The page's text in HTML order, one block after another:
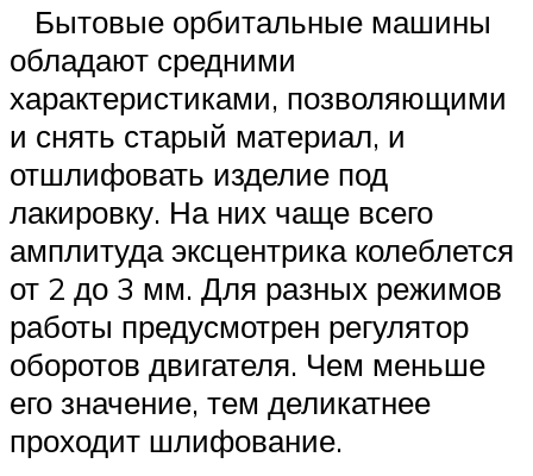
Бытовые орбитальные машины
обладают средними
характеристиками, позволяющими
и снять старый материал, и
отшлифовать изделие под
лакировку. На них чаще всего
амплитуда эксцентрика колеблется
от 2 до 3 мм. Для разных режимов
работы предусмотрен регулятор
оборотов двигателя. Чем меньше
его значение, тем деликатнее
проходит шлифование.